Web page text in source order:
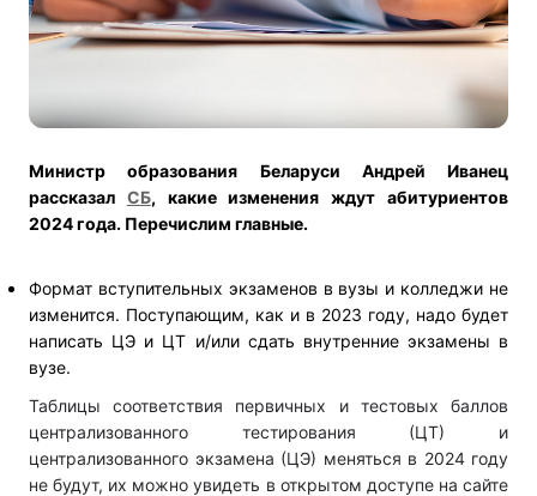
Министр образования Беларуси Андрей Иванец
рассказал СБ, какие изменения ждут абитуриентов
2024 года. Перечислим главные.
Формат вступительных экзаменов в вузы и колледжи не
изменится. Поступающим, как и в 2023 году, надо будет
написать ЦЭ и ЦТ и/или сдать внутренние экзамены в
вузе.
Таблицы соответствия первичных и тестовых баллов
централизованного тестирования (ЦТ) и
централизованного экзамена (ЦЭ) меняться в 2024 году
не будут, их можно увидеть в открытом доступе на сайте